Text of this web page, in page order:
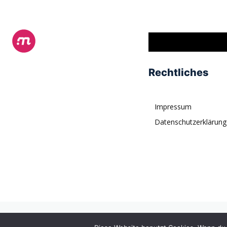
Rechtliches
Impressum
Datenschutzerklärung